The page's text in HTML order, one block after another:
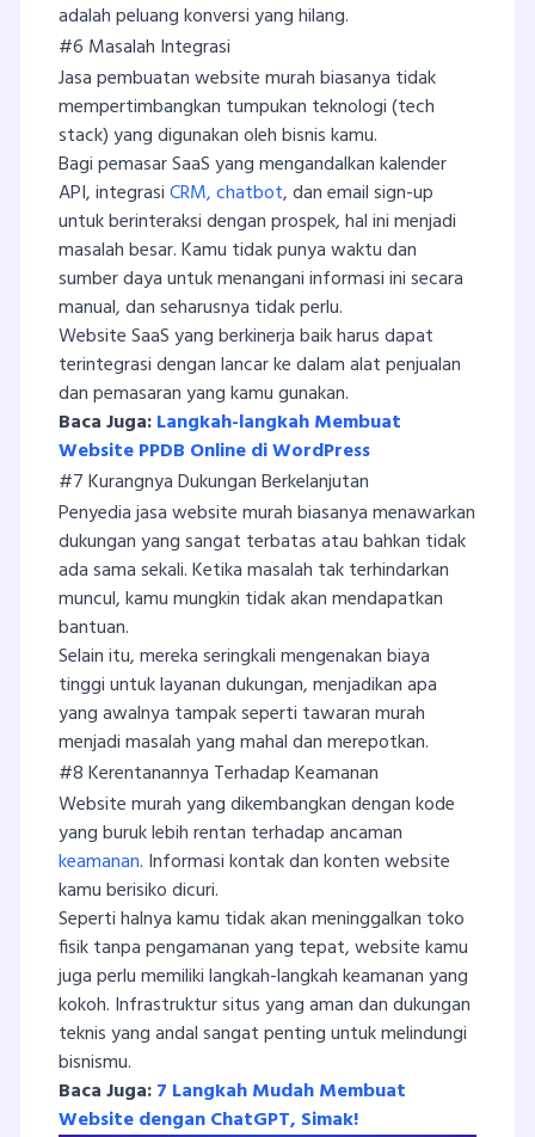
adalah peluang konversi yang hilang.
#6 Masalah Integrasi
Jasa pembuatan website murah biasanya tidak
mempertimbangkan tumpukan teknologi (tech
stack) yang digunakan oleh bisnis kamu.
Bagi pemasar SaaS yang mengandalkan kalender
API, integrasiCRM,chatbot, dan email sign-up
untuk berinteraksi dengan prospek, hal ini menjadi
masalah besar. Kamu tidak punya waktu dan
sumber daya untuk menangani informasi ini secara
manual, dan seharusnya tidak perlu.
Website SaaS yang berkinerja baik harus dapat
terintegrasi dengan lancar ke dalam alat penjualan
dan pemasaran yang kamu gunakan.
Baca Juga:Langkah-langkah Membuat
Website PPDB Online di WordPress
#7 Kurangnya Dukungan Berkelanjutan
Penyedia jasa website murah biasanya menawarkan
dukungan yang sangat terbatas atau bahkan tidak
ada sama sekali. Ketika masalah tak terhindarkan
muncul, kamu mungkin tidak akan mendapatkan
bantuan.
Selain itu, mereka seringkali mengenakan biaya
tinggi untuk layanan dukungan, menjadikan apa
yang awalnya tampak seperti tawaran murah
menjadi masalah yang mahal dan merepotkan.
#8 Kerentanannya Terhadap Keamanan
Website murah yang dikembangkan dengan kode
yang buruk lebih rentan terhadap ancaman
keamanan. Informasi kontak dan konten website
kamu berisiko dicuri.
Seperti halnya kamu tidak akan meninggalkan toko
fisik tanpa pengamanan yang tepat, website kamu
juga perlu memiliki langkah-langkah keamanan yang
kokoh. Infrastruktur situs yang aman dan dukungan
teknis yang andal sangat penting untuk melindungi
bisnismu.
Baca Juga:7 Langkah Mudah Membuat
Website dengan ChatGPT, Simak!